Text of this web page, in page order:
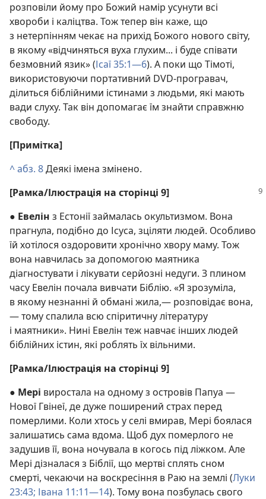
розповіли йому про Божий намір усунути всі
хвороби і каліцтва. Тож тепер він каже, що
з нетерпінням чекає на прихід Божого нового світу,
в якому «відчиняться вуха глухим... і буде співати
безмовний язик» (Ісаї 35:1—6). А поки що Тімоті,
використовуючи портативний DVD-програвач,
ділиться біблійними істинами з людьми, які мають
вади слуху. Так він допомагає їм знайти справжню
свободу.
[Примітка]
^абз. 8Деякі імена змінено.
[Рамка/Ілюстрація на сторінці 9]
● Евелін з Естонії займалась окультизмом. Вона
прагнула, подібно до Ісуса, зціляти людей. Особливо
їй хотілося оздоровити хронічно хвору маму. Тож
вона навчилась за допомогою маятника
діагностувати і лікувати серйозні недуги. З плином
часу Евелін почала вивчати Біблію. «Я зрозуміла,
в якому незнанні й обмані жила,— розповідає вона,
— тому спалила всю спіритичну літературу
і маятники». Нині Евелін теж навчає інших людей
біблійних істин, які роблять їх вільними.
[Рамка/Ілюстрація на сторінці 9]
● Мері виростала на одному з островів Папуа —
Нової Гвінеї, де дуже поширений страх перед
померлими. Коли хтось у селі вмирав, Мері боялася
залишатись сама вдома. Щоб дух померлого не
задушив її, вона ночувала в когось під ліжком. Але
Мері дізналася з Біблії, що мертві сплять сном
смерті, чекаючи на воскресіння в Раю на землі (Луки
23:43; Івана 11:11—14). Тому вона позбулась свого